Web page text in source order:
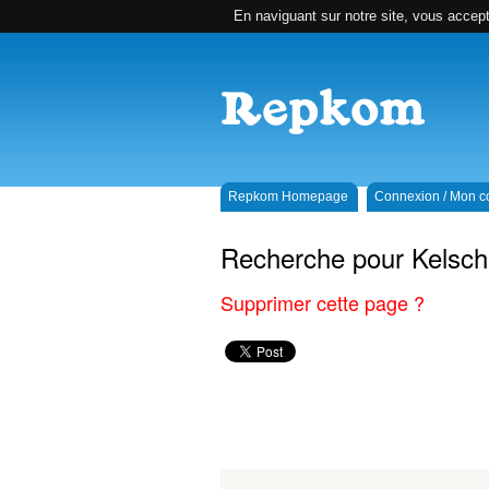
En naviguant sur notre site, vous
Repkom Homepage Connexion / Mon
Recherche pour
Supprimer cette page ?